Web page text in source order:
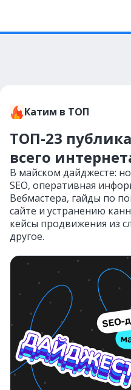
Катим в ТОП
ТОП-23
всего
В майском дайджесте:
SEO, оперативная
Вебмастера, гайды по
сайте и устранению
кейсы продвижения из
другое.